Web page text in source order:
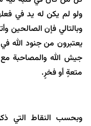
ولو لم يكن له يد في
وبالتالي فإن الصالحين
يعتبرون من جنود الله في
جيش الله والمصاحبة
متعةٍ أو فخرٍ.
وبحسب النقاط التي